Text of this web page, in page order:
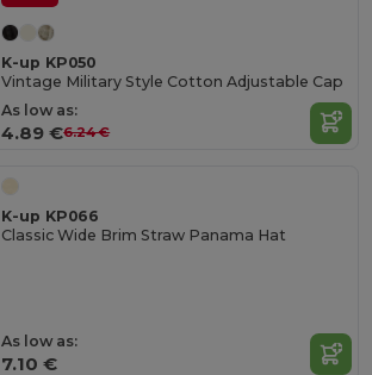
K-up KP050
Vintage Military Style Cotton Adjustable Cap
As low as:
4.89 €6.24 €
K-up KP066
Classic Wide Brim Straw Panama Hat
As low as:
7.10 €